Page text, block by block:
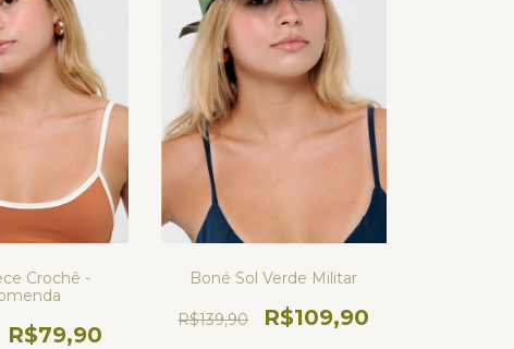
Crochê -
R$79,90
Boné Sol Verde Militar
R$139,90 R$109,90